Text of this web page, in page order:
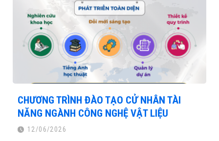
CHƯƠNG TRÌNH ĐÀO TẠO CỬ NHÂN TÀI
NĂNG NGÀNH CÔNG NGHỆ VẬT LIỆU
12/06/2026